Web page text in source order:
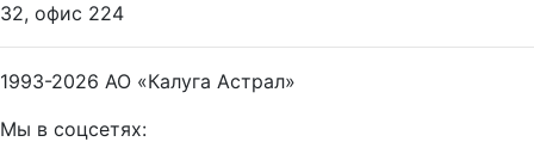
32, офис 224
1993-2026 АО «Калуга Астрал»
Мы в соцсетях: